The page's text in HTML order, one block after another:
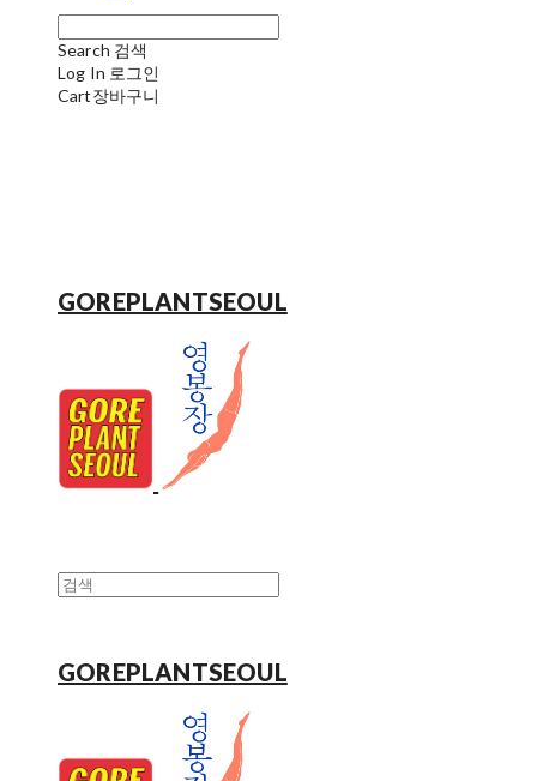
Search 검색
Log In 로그인
Cart장바구니
GOREPLANTSEOUL
GOREPLANTSEOUL